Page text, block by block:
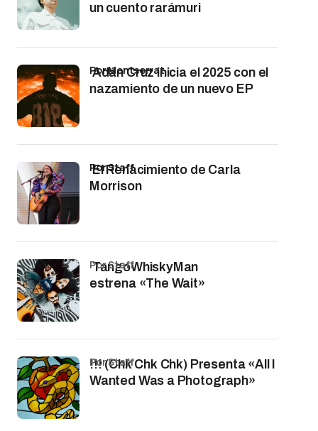
un cuento rarámuri
Adán Cruz inicia el 2025 con el
nazamiento de un nuevo EP
por Montserrat
El Renacimiento de Carla
Morrison
por Staff
TangoWhiskyMan
estrena «The Wait»
por Staff
!!! (Chk Chk Chk) Presenta «All I
Wanted Was a Photograph»
por Staff